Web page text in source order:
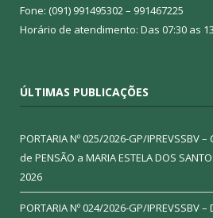
Fone: (091) 991495302 – 991467225
Horário de atendimento: Das 07:30 as
ÚLTIMAS PUBLICAÇÕES
PORTARIA Nº 025/2026-GP/IPREVSSBV
de PENSÃO a MARIA ESTELA DOS
2026
PORTARIA Nº 024/2026-GP/